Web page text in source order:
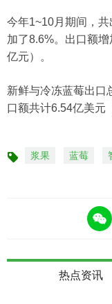
今年1~10月期间，
加了8.6%。出口额
亿元）。
新鲜与冷冻蓝莓出口
口额共计6.54亿美元
标 浆果 蓝莓
热点资讯